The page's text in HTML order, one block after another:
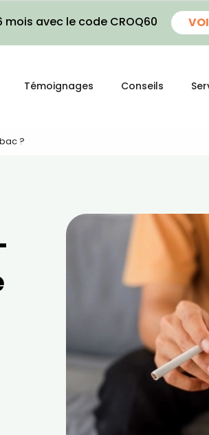
mois avec le code CROQ60
Témoignages Conseils
?